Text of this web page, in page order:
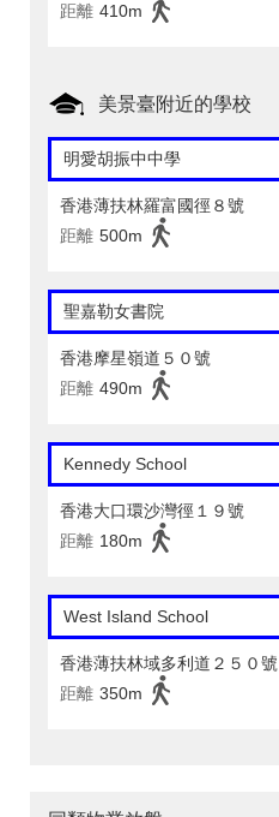
距離 410m
美景臺附近的學校
明愛胡振中中學
香港薄扶林羅富國徑８號
距離 500m
聖嘉勒女書院
香港摩星嶺道５０號
距離 490m
Kennedy School
香港大口環沙灣徑１９號
距離 180m
West Island School
香港薄扶林域多利道２５０號
距離 350m